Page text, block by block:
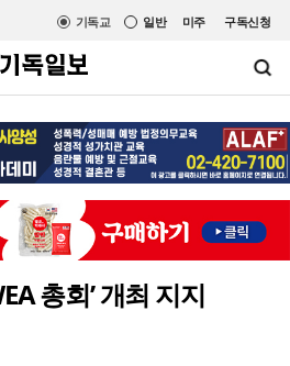
미주 구독신청
일반
기독교
총회’ 개최 지지